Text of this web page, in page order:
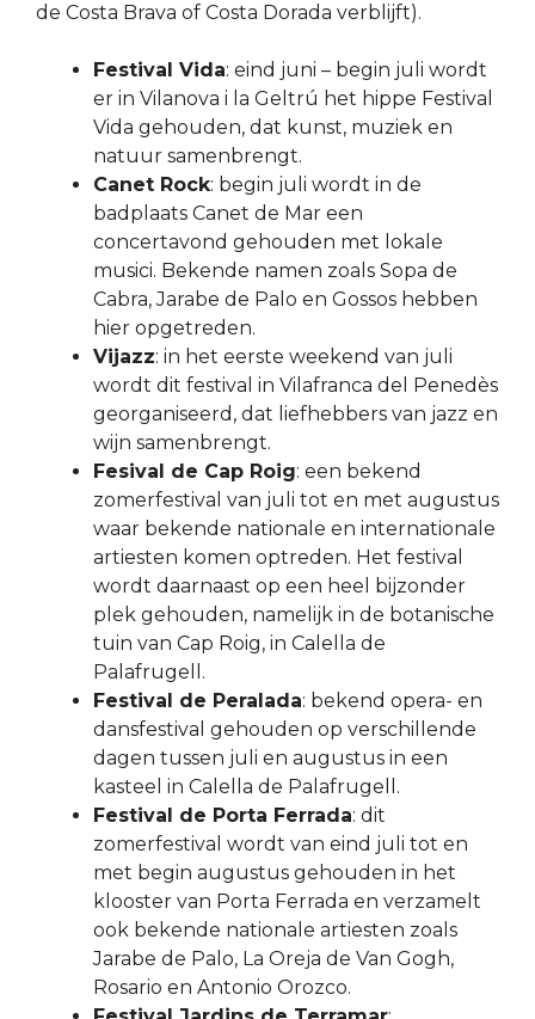
de Costa Brava of Costa Dorada verblijft).
Festival Vida: eind juni – begin juli wordt
er in Vilanova i la Geltrú het hippe Festival
Vida gehouden, dat kunst, muziek en
natuur samenbrengt.
Canet Rock: begin juli wordt in de
badplaats Canet de Mar een
concertavond gehouden met lokale
musici. Bekende namen zoals Sopa de
Cabra, Jarabe de Palo en Gossos hebben
hier opgetreden.
Vijazz: in het eerste weekend van juli
wordt dit festival in Vilafranca del Penedès
georganiseerd, dat liefhebbers van jazz en
wijn samenbrengt.
Fesival de Cap Roig: een bekend
zomerfestival van juli tot en met augustus
waar bekende nationale en internationale
artiesten komen optreden. Het festival
wordt daarnaast op een heel bijzonder
plek gehouden, namelijk in de botanische
tuin van Cap Roig, in Calella de
Palafrugell.
Festival de Peralada: bekend opera- en
dansfestival gehouden op verschillende
dagen tussen juli en augustus in een
kasteel in Calella de Palafrugell.
Festival de Porta Ferrada: dit
zomerfestival wordt van eind juli tot en
met begin augustus gehouden in het
klooster van Porta Ferrada en verzamelt
ook bekende nationale artiesten zoals
Jarabe de Palo, La Oreja de Van Gogh,
Rosario en Antonio Orozco.